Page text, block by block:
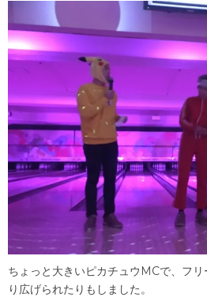
ちょっと大きいピカチュウMCで、フ
り広げられたりもしました。